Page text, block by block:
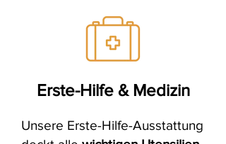
Erste-Hilfe & Medizin
Unsere Erste-Hilfe-Ausstattung